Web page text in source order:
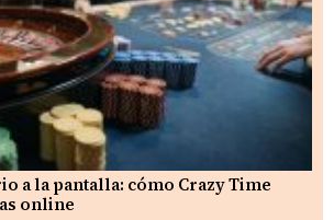
a la pantalla: cómo Crazy Time
online